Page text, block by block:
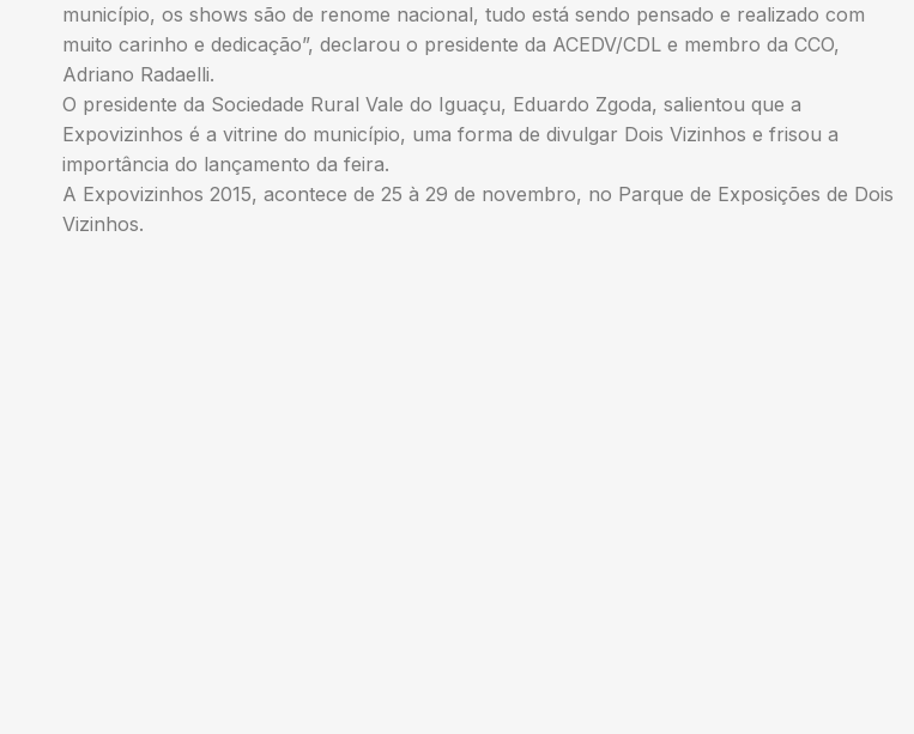
município, os shows são de renome nacional, tudo está sendo pensado e realizado com
muito carinho e dedicação”, declarou o presidente da ACEDV/CDL e membro da CCO,
Adriano Radaelli.
O presidente da Sociedade Rural Vale do Iguaçu, Eduardo Zgoda, salientou que a
Expovizinhos é a vitrine do município, uma forma de divulgar Dois Vizinhos e frisou a
importância do lançamento da feira.
A Expovizinhos 2015, acontece de 25 à 29 de novembro, no Parque de Exposições de Dois
Vizinhos.